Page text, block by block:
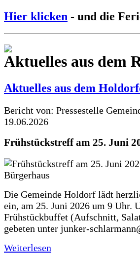
Hier klicken - und die
Aktuelles aus dem
Aktuelles aus dem
Bericht von: Pressestelle
19.06.2026
Frühstückstreff am 25. Juni
Die Gemeinde Holdorf lädt
ein, am 25. Juni 2026 um 9 Uhr.
Frühstückbuffet (Aufschnitt,
gebeten unter junker-
Weiterlesen